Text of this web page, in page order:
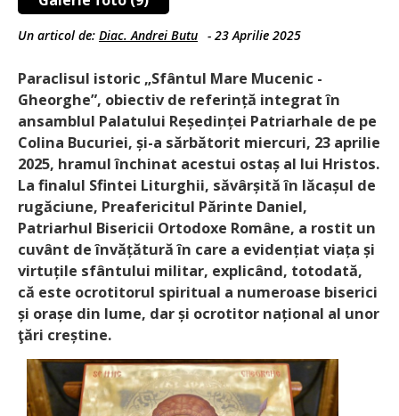
Un articol de: Diac. Andrei Butu - 23 Aprilie 2025
Paraclisul istoric „Sfântul Mare Mucenic ­
Gheorghe”, obiectiv de referință integrat în
ansamblul Palatului Reședinței Patriarhale de pe
Colina Bucuriei, și-a sărbătorit miercuri, 23 aprilie
2025, hramul închinat acestui ostaș al lui Hristos.
La finalul Sfintei Liturghii, săvârșită în lăcașul de
rugăciune, Preafericitul Părinte Daniel,
Patriarhul Bisericii Orto­doxe Române, a rostit un
cuvânt de învă­ță­tură în care a evidențiat viața și
virtuțile sfântului militar, explicând, totodată,
că este ocrotitorul spiritual a numeroase biserici
și orașe din lume, dar și ocrotitor național al unor
ţări creștine.